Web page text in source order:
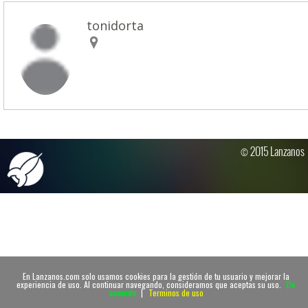
En Lanzanos.com solo usamos cookies para la gestión de tu usuario y mejorar la
experiencia de uso. Al continuar navegando, consideramos que aceptas su uso. De
acuerdo | Terminos de uso
tonidorta
© 2015 Lanzanos